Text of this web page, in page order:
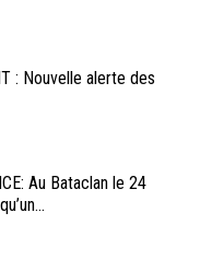
: Nouvelle alerte des
Au Bataclan le 24